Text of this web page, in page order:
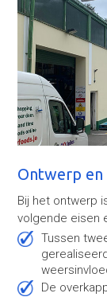
Ontwerp en
Bij het ontwerp
volgende eisen
Tussen twee gebouwen moet een droogloop
De